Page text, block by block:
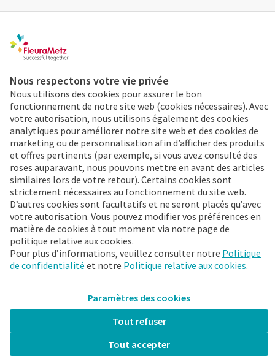
Contact
Webshop
Registre
CGV
Cookies & vie privée
Commandez 24/7
Déjà client FleuraMetz ?
Découvrez tout de suite les
avantages de
l’Appli !
FleuraMetz 2026. Tous droits réservés.
Restez actuel
Nous respectons votre vie privée
Nous utilisons des cookies pour assurer le bon
fonctionnement de notre site web (cookies nécessaires). Avec
votre autorisation, nous utilisons également des cookies
analytiques pour améliorer notre site web et des cookies de
marketing ou de personnalisation afin d’afficher des produits
et offres pertinents (par exemple, si vous avez consulté des
roses auparavant, nous pouvons mettre en avant des articles
similaires lors de votre retour). Certains cookies sont
strictement nécessaires au fonctionnement du site web.
D’autres cookies sont facultatifs et ne seront placés qu’avec
votre autorisation. Vous pouvez modifier vos préférences en
matière de cookies à tout moment via notre page de
politique relative aux cookies.
Pour plus d’informations, veuillez consulter notre Politique
de confidentialité et notre Politique relative aux cookies.
Paramètres des cookies
Tout refuser
Tout accepter